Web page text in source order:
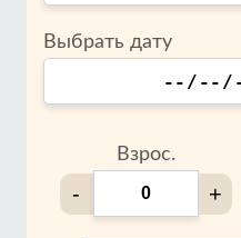
Выбрать дату
Взрос.
- +